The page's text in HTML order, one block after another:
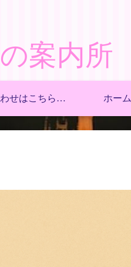
案内所
お問い合わせはこちらからどうぞ！ ホーム